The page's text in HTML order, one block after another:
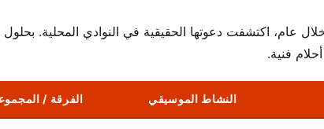
عام، اكتشفت دعوتها الحقيقية في النوادي المحلية. بحلول
فنية.
النشاط الموسيقي الفرقة /